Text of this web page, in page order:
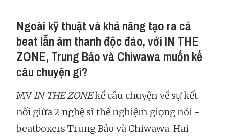
Ngoài kỹ thuật và khả năng tạo ra cả
beat lẫn âm thanh độc đáo, với IN THE
ZONE, Trung Bảo và Chiwawa muốn kể
câu chuyện gì?
MVIN THE ZONEkể câu chuyện về sự kết
nối giữa 2 nghệ sĩ thể nghiệm giọng nói -
beatboxers Trung Bảo và Chiwawa. Hai